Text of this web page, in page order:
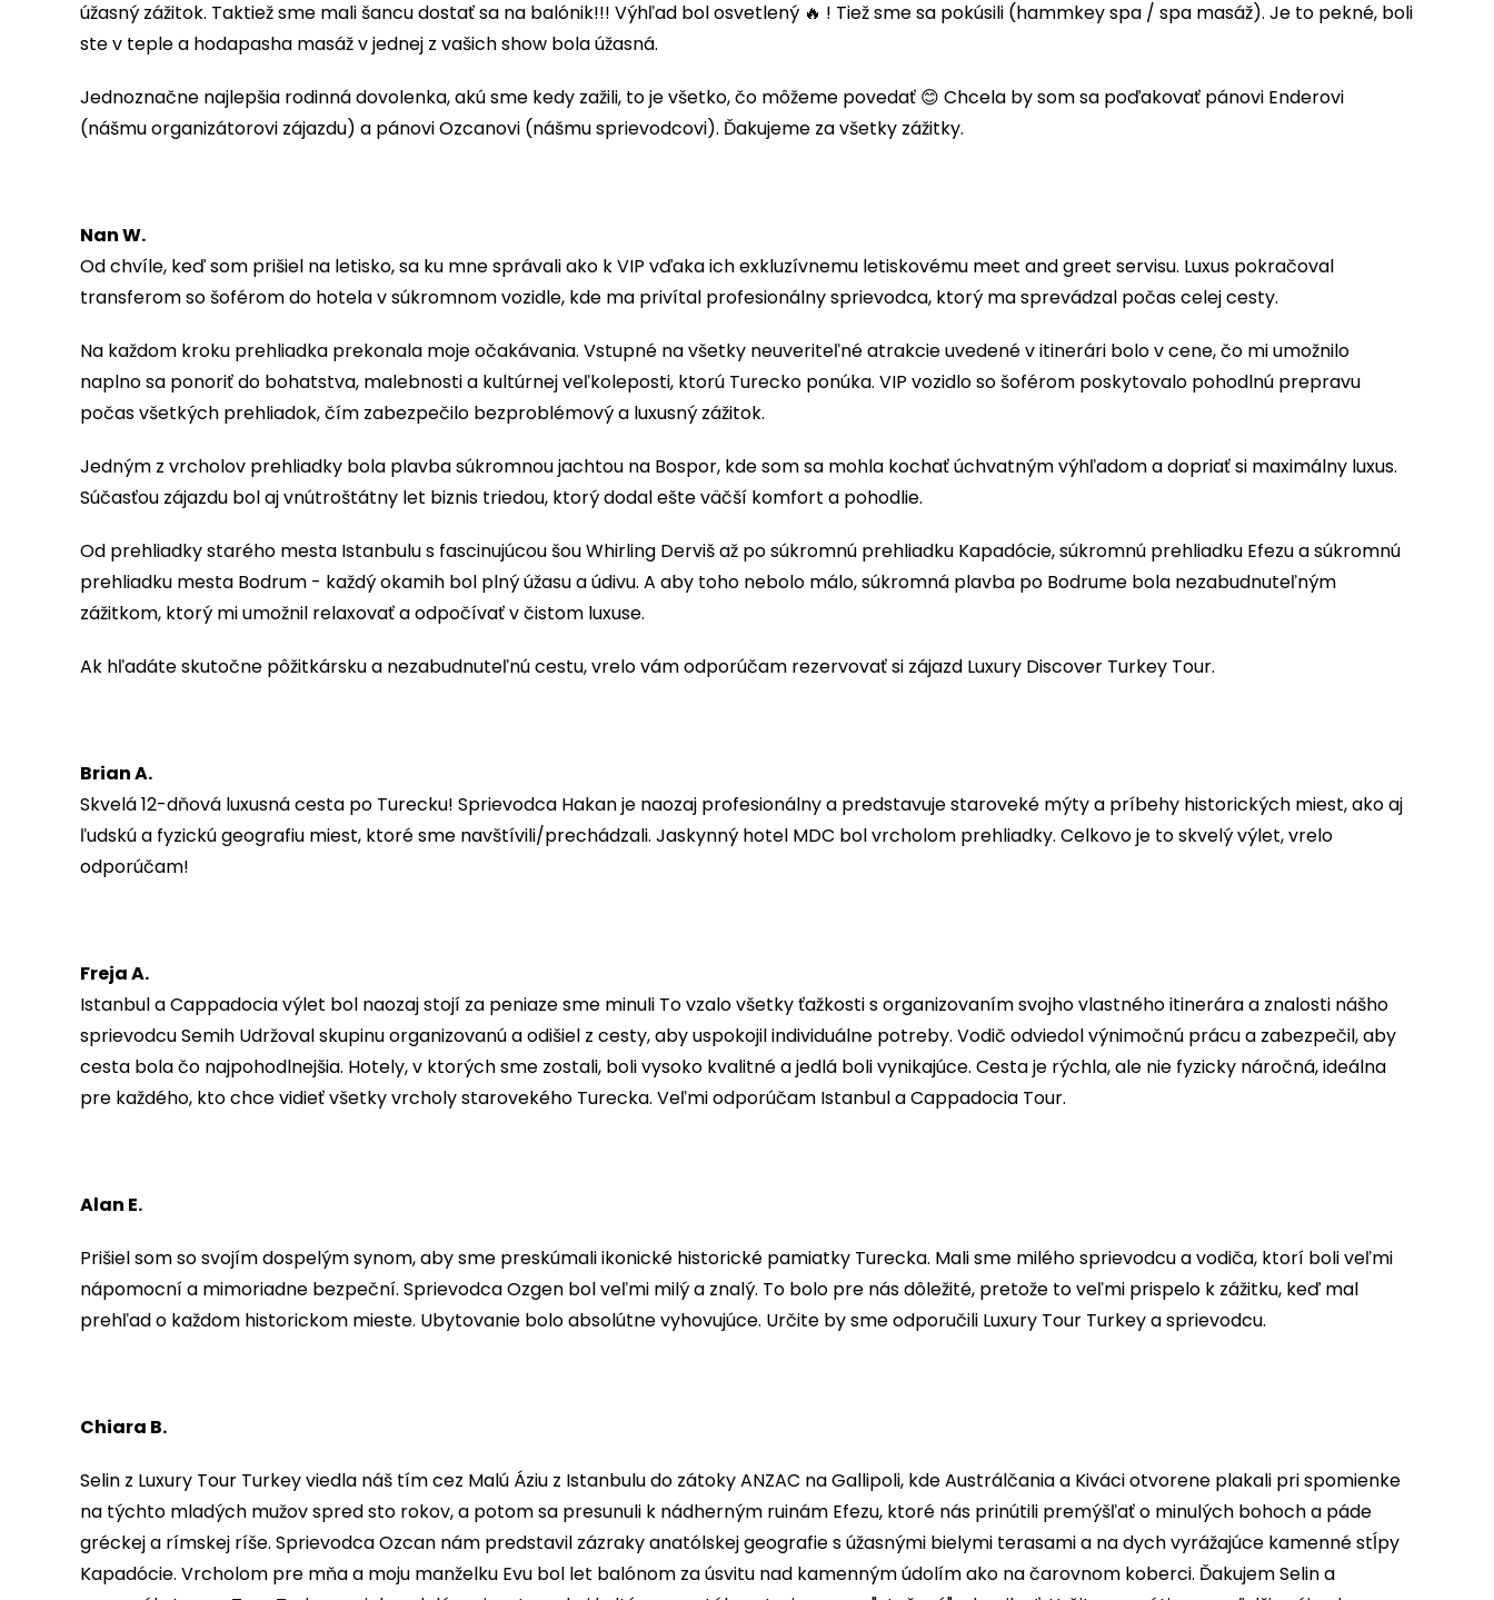
úžasný zážitok. Taktiež sme mali šancu dostať sa na balónik!!! Výhľad bol osvetlený 🔥 ! Tiež sme sa pokúsili (hammkey spa / spa masáž). Je to pekné, boli
ste v teple a hodapasha masáž v jednej z vašich show bola úžasná.
Jednoznačne najlepšia rodinná dovolenka, akú sme kedy zažili, to je všetko, čo môžeme povedať 😊 Chcela by som sa poďakovať pánovi Enderovi
(nášmu organizátorovi zájazdu) a pánovi Ozcanovi (nášmu sprievodcovi). Ďakujeme za všetky zážitky.
Nan W.
Od chvíle, keď som prišiel na letisko, sa ku mne správali ako k VIP vďaka ich exkluzívnemu letiskovému meet and greet servisu. Luxus pokračoval
transferom so šoférom do hotela v súkromnom vozidle, kde ma privítal profesionálny sprievodca, ktorý ma sprevádzal počas celej cesty.
Na každom kroku prehliadka prekonala moje očakávania. Vstupné na všetky neuveriteľné atrakcie uvedené v itinerári bolo v cene, čo mi umožnilo
naplno sa ponoriť do bohatstva, malebnosti a kultúrnej veľkoleposti, ktorú Turecko ponúka. VIP vozidlo so šoférom poskytovalo pohodlnú prepravu
počas všetkých prehliadok, čím zabezpečilo bezproblémový a luxusný zážitok.
Jedným z vrcholov prehliadky bola plavba súkromnou jachtou na Bospor, kde som sa mohla kochať úchvatným výhľadom a dopriať si maximálny luxus.
Súčasťou zájazdu bol aj vnútroštátny let biznis triedou, ktorý dodal ešte väčší komfort a pohodlie.
Od prehliadky starého mesta Istanbulu s fascinujúcou šou Whirling Derviš až po súkromnú prehliadku Kapadócie, súkromnú prehliadku Efezu a súkromnú
prehliadku mesta Bodrum - každý okamih bol plný úžasu a údivu. A aby toho nebolo málo, súkromná plavba po Bodrume bola nezabudnuteľným
zážitkom, ktorý mi umožnil relaxovať a odpočívať v čistom luxuse.
Ak hľadáte skutočne pôžitkársku a nezabudnuteľnú cestu, vrelo vám odporúčam rezervovať si zájazd Luxury Discover Turkey Tour.
Brian A.
Skvelá 12-dňová luxusná cesta po Turecku! Sprievodca Hakan je naozaj profesionálny a predstavuje staroveké mýty a príbehy historických miest, ako aj
ľudskú a fyzickú geografiu miest, ktoré sme navštívili/prechádzali. Jaskynný hotel MDC bol vrcholom prehliadky. Celkovo je to skvelý výlet, vrelo
odporúčam!
Freja A.
Istanbul a Cappadocia výlet bol naozaj stojí za peniaze sme minuli To vzalo všetky ťažkosti s organizovaním svojho vlastného itinerára a znalosti nášho
sprievodcu Semih Udržoval skupinu organizovanú a odišiel z cesty, aby uspokojil individuálne potreby. Vodič odviedol výnimočnú prácu a zabezpečil, aby
cesta bola čo najpohodlnejšia. Hotely, v ktorých sme zostali, boli vysoko kvalitné a jedlá boli vynikajúce. Cesta je rýchla, ale nie fyzicky náročná, ideálna
pre každého, kto chce vidieť všetky vrcholy starovekého Turecka. Veľmi odporúčam Istanbul a Cappadocia Tour.
Alan E.
Prišiel som so svojím dospelým synom, aby sme preskúmali ikonické historické pamiatky Turecka. Mali sme milého sprievodcu a vodiča, ktorí boli veľmi
nápomocní a mimoriadne bezpeční. Sprievodca Ozgen bol veľmi milý a znalý. To bolo pre nás dôležité, pretože to veľmi prispelo k zážitku, keď mal
prehľad o každom historickom mieste. Ubytovanie bolo absolútne vyhovujúce. Určite by sme odporučili Luxury Tour Turkey a sprievodcu.
Chiara B.
Selin z Luxury Tour Turkey viedla náš tím cez Malú Áziu z Istanbulu do zátoky ANZAC na Gallipoli, kde Austrálčania a Kiváci otvorene plakali pri spomienke
na týchto mladých mužov spred sto rokov, a potom sa presunuli k nádherným ruinám Efezu, ktoré nás prinútili premýšľať o minulých bohoch a páde
gréckej a rímskej ríše. Sprievodca Ozcan nám predstavil zázraky anatólskej geografie s úžasnými bielymi terasami a na dych vyrážajúce kamenné stĺpy
Kapadócie. Vrcholom pre mňa a moju manželku Evu bol let balónom za úsvitu nad kamenným údolím ako na čarovnom koberci. Ďakujem Selin a